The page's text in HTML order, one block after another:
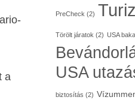
a
PreCheck (2)
Törölt járatok (2) USA
USA
biztosítás (2)